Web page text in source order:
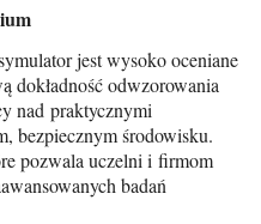
jest wysoko oceniane
dokładność odwzorowania
nad praktycznymi
bezpiecznym środowisku.
pozwala uczelni i firmom
badań